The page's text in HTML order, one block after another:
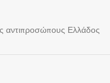
αντιπροσώπους Ελλάδος